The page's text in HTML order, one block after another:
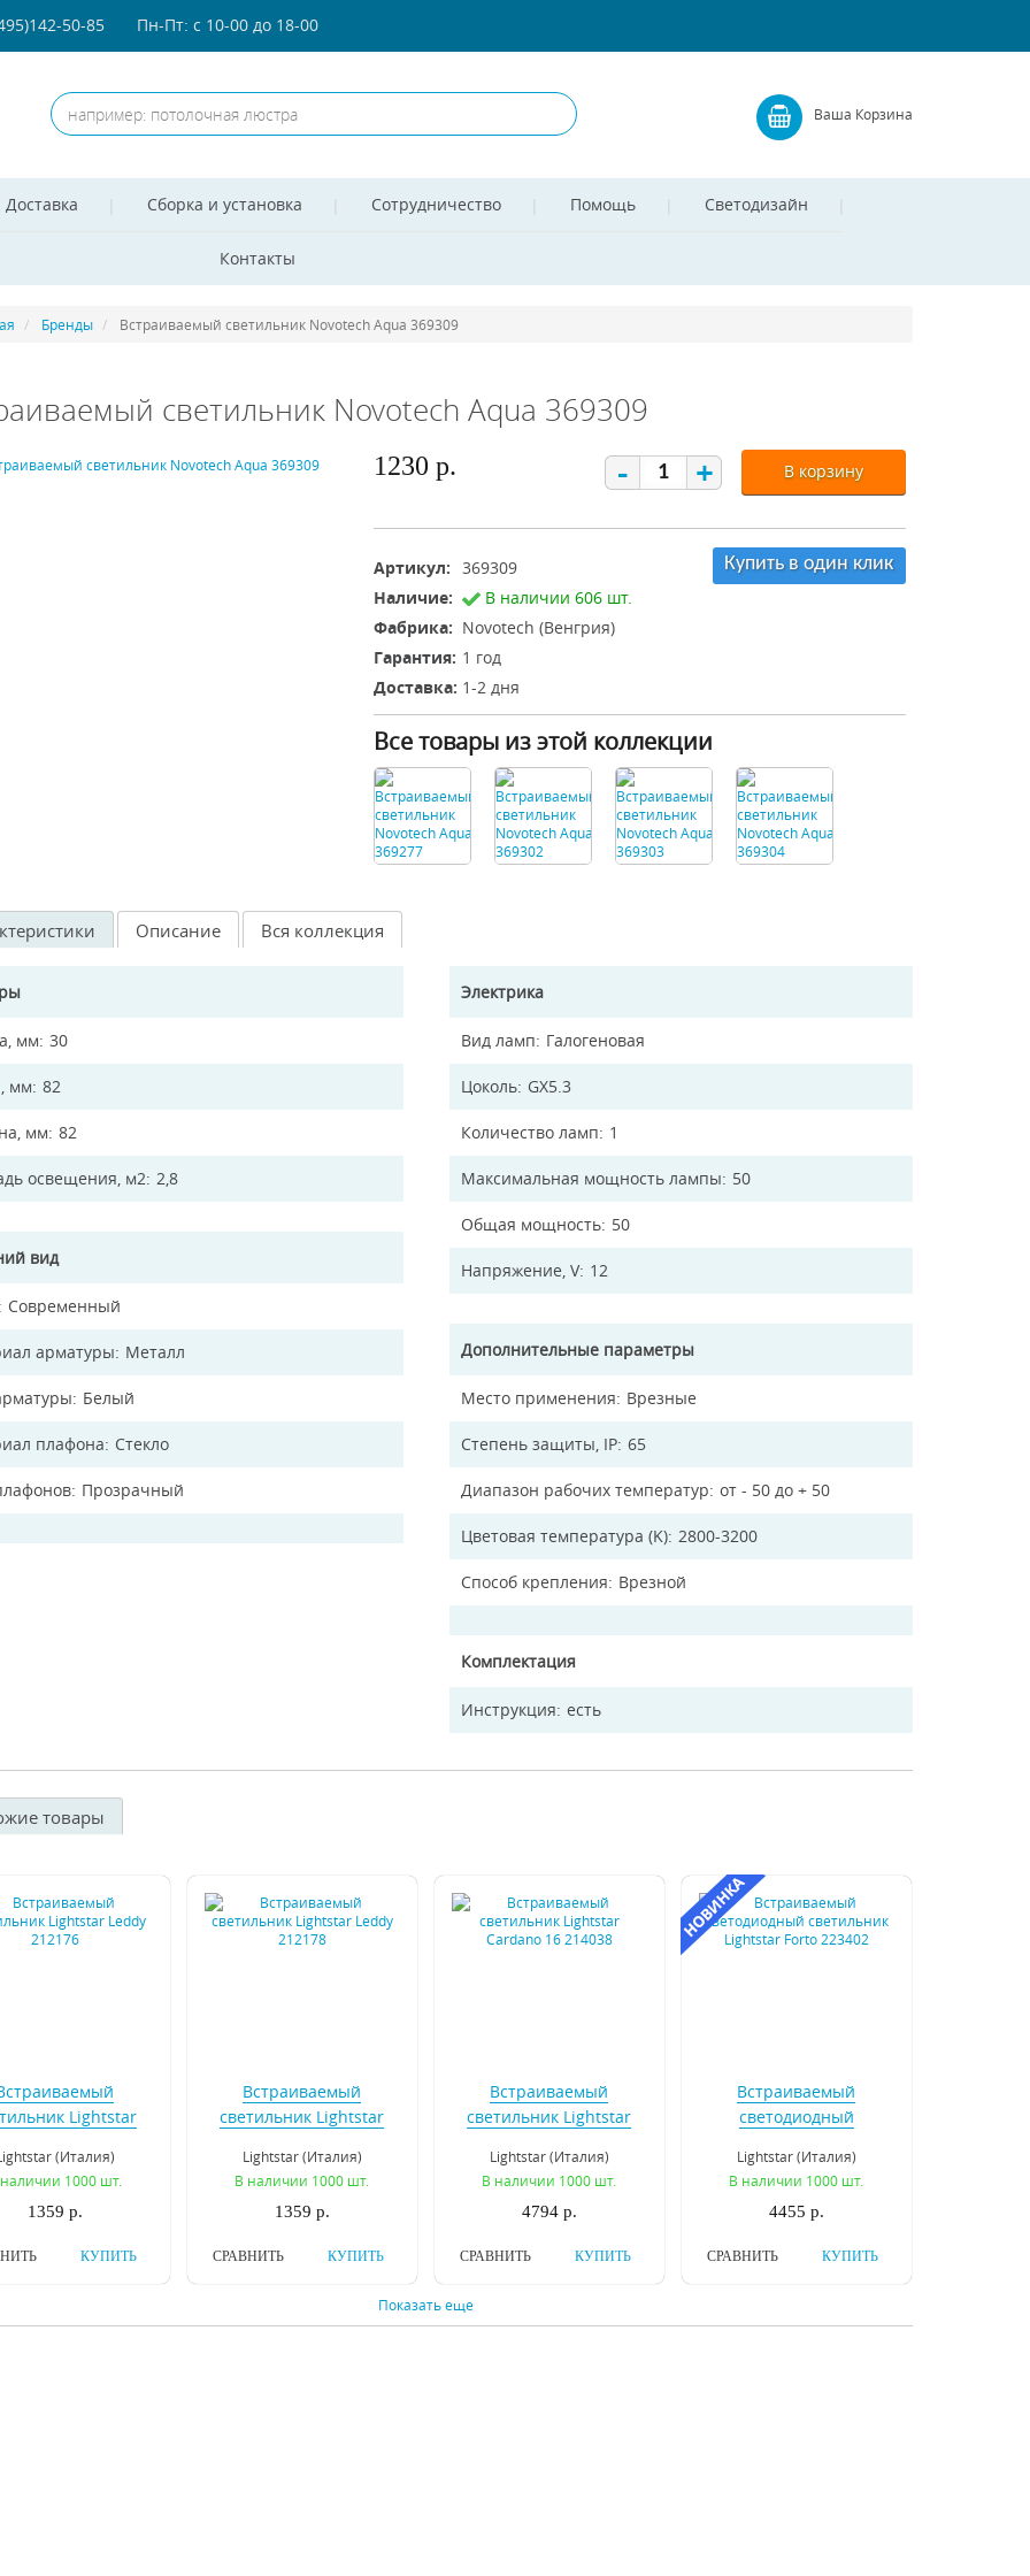
50-85 Пн-Пт: с 10-00 до 18-00
Ваша Корзина
Доставка Сборка и установка Сотрудничество Помощь Светодизайн
Контакты
Бренды Встраиваемый светильник Novotech Aqua 369309
светильник Novotech Aqua 369309
1230 р. - + В корзину
Артикул: 369309
Наличие:
В наличии 606 шт.
Фабрика: Novotech (Венгрия)
Гарантия: 1 год
Доставка: 1-2 дня
Купить в один клик
Все товары из этой коллекции
Описание Вся коллекция
мм 30
мм 82
мм 82
освещения, м2 2,8
вид
Современный
арматуры Металл
Белый
плафона Стекло
Прозрачный
Электрика
Вид ламп Галогеновая
Цоколь GX5.3
Количество ламп 1
Максимальная мощность лампы 50
Общая мощность 50
Напряжение, V 12
Дополнительные параметры
Место применения Врезные
Степень защиты, IP 65
Диапазон рабочих температур от - 50 до + 50
Цветовая температура (K) 2800-3200
Способ крепления Врезной
Комплектация
Инструкция есть
товары
Lightstar
(Италия)
1000 шт.
1359 р.
КУПИТЬ
Встраиваемый
светильник Lightstar
Lightstar (Италия)
В наличии 1000 шт.
1359 р.
КУПИТЬ
СРАВНИТЬ
Встраиваемый
светильник Lightstar
Lightstar (Италия)
В наличии 1000 шт.
4794 р.
КУПИТЬ
СРАВНИТЬ
Встраиваемый
светодиодный
Forto 223402
Lightstar (Италия)
В наличии 1000 шт.
4455 р.
КУПИТЬ
СРАВНИТЬ
Показать еще